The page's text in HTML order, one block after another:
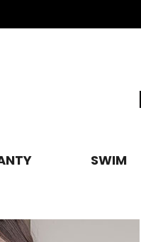
SWIM